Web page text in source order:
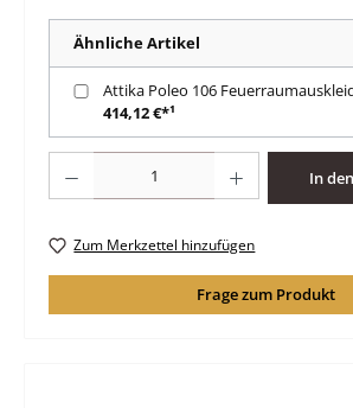
Ähnliche Artikel
Attika Poleo 106
414,12 €*¹
In
Zum Merkzettel hinzufügen
Frage zum Produkt